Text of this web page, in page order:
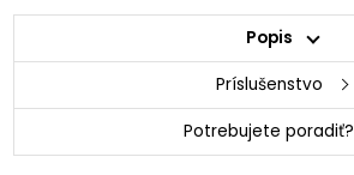
Popis
Príslušenstvo
Potrebujete poradiť?